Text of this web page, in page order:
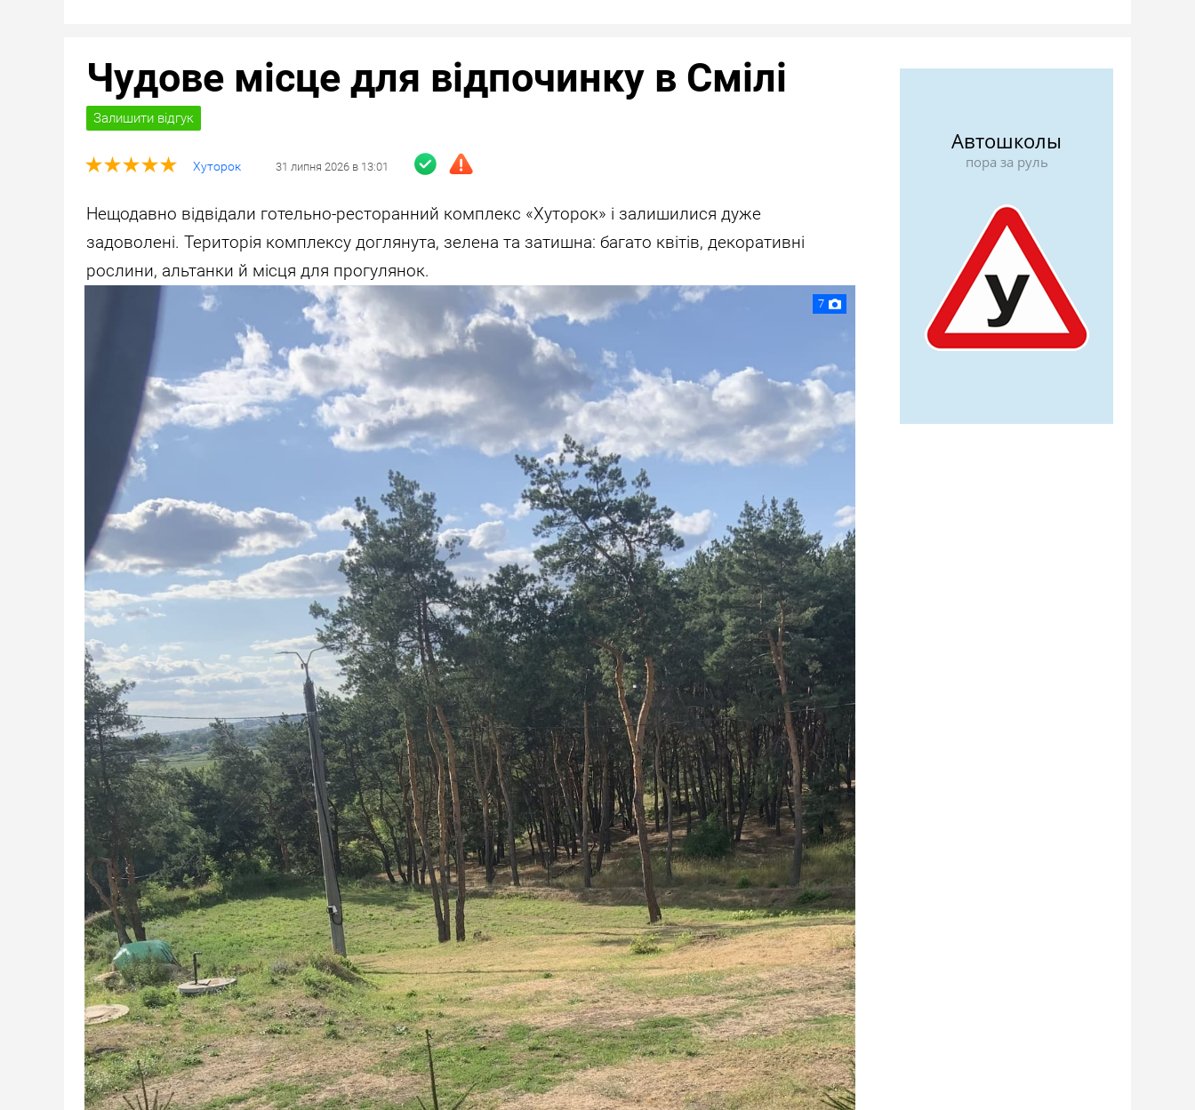
Чудове місце для відпочинку в Смілі
Залишити відгук
Хуторок 31 липня 2026 в 13:01
Нещодавно відвідали готельно-ресторанний комплекс «Хуторок» і залишилися дуже
задоволені. Територія комплексу доглянута, зелена та затишна: багато квітів, декоративні
рослини, альтанки й місця для прогулянок.
7
Автошколы
пора за руль